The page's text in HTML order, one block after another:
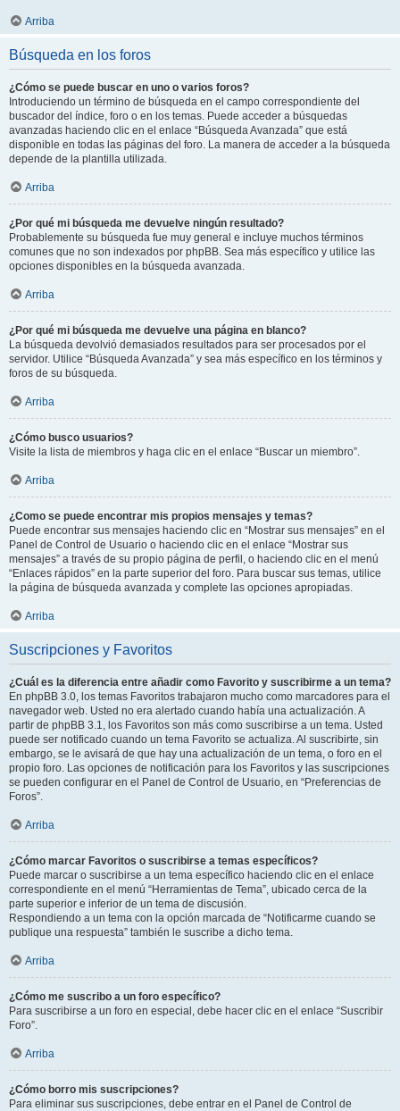
Arriba
Búsqueda en los foros
¿Cómo se puede buscar en uno o varios foros?
Introduciendo un término de búsqueda en el campo correspondiente del
buscador del índice, foro o en los temas. Puede acceder a búsquedas
avanzadas haciendo clic en el enlace “Búsqueda Avanzada” que está
disponible en todas las páginas del foro. La manera de acceder a la búsqueda
depende de la plantilla utilizada.
Arriba
¿Por qué mi búsqueda me devuelve ningún resultado?
Probablemente su búsqueda fue muy general e incluye muchos términos
comunes que no son indexados por phpBB. Sea más específico y utilice las
opciones disponibles en la búsqueda avanzada.
Arriba
¿Por qué mi búsqueda me devuelve una página en blanco?
La búsqueda devolvió demasiados resultados para ser procesados por el
servidor. Utilice “Búsqueda Avanzada” y sea más específico en los términos y
foros de su búsqueda.
Arriba
¿Cómo busco usuarios?
Visite la lista de miembros y haga clic en el enlace “Buscar un miembro”.
Arriba
¿Como se puede encontrar mis propios mensajes y temas?
Puede encontrar sus mensajes haciendo clic en “Mostrar sus mensajes” en el
Panel de Control de Usuario o haciendo clic en el enlace “Mostrar sus
mensajes” a través de su propio página de perfil, o haciendo clic en el menú
“Enlaces rápidos” en la parte superior del foro. Para buscar sus temas, utilice
la página de búsqueda avanzada y complete las opciones apropiadas.
Arriba
Suscripciones y Favoritos
¿Cuál es la diferencia entre añadir como Favorito y suscribirme a un tema?
En phpBB 3.0, los temas Favoritos trabajaron mucho como marcadores para el
navegador web. Usted no era alertado cuando había una actualización. A
partir de phpBB 3.1, los Favoritos son más como suscribirse a un tema. Usted
puede ser notificado cuando un tema Favorito se actualiza. Al suscribirte, sin
embargo, se le avisará de que hay una actualización de un tema, o foro en el
propio foro. Las opciones de notificación para los Favoritos y las suscripciones
se pueden configurar en el Panel de Control de Usuario, en “Preferencias de
Foros”.
Arriba
¿Cómo marcar Favoritos o suscribirse a temas específicos?
Puede marcar o suscribirse a un tema específico haciendo clic en el enlace
correspondiente en el menú “Herramientas de Tema”, ubicado cerca de la
parte superior e inferior de un tema de discusión.
Respondiendo a un tema con la opción marcada de “Notificarme cuando se
publique una respuesta” también le suscribe a dicho tema.
Arriba
¿Cómo me suscribo a un foro específico?
Para suscribirse a un foro en especial, debe hacer clic en el enlace “Suscribir
Foro”.
Arriba
¿Cómo borro mis suscripciones?
Para eliminar sus suscripciones, debe entrar en el Panel de Control de